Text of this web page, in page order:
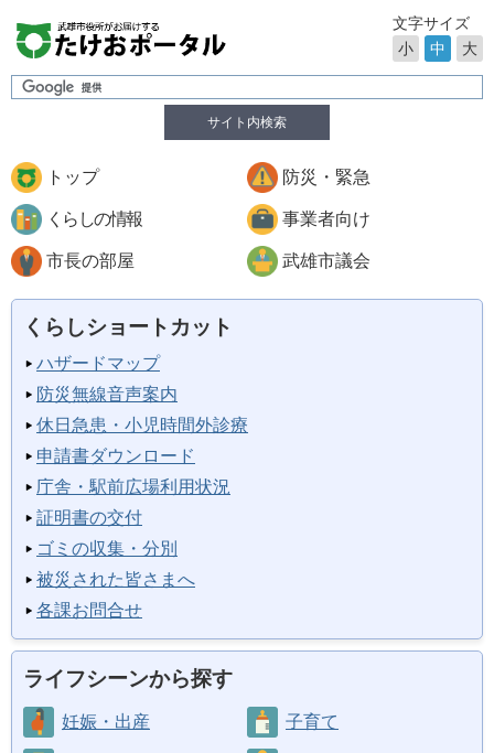
サイト内検索
文字サイズ
小
中 大
トップ 防災・緊急
くらしの情報 事業者向け
市長の部屋 武雄市議会
くらしショートカット
ハザードマップ
防災無線音声案内
休日急患・小児時間外診療
申請書ダウンロード
庁舎・駅前広場利用状況
証明書の交付
ゴミの収集・分別
被災された皆さまへ
各課お問合せ
ライフシーンから探す
妊娠・出産 子育て